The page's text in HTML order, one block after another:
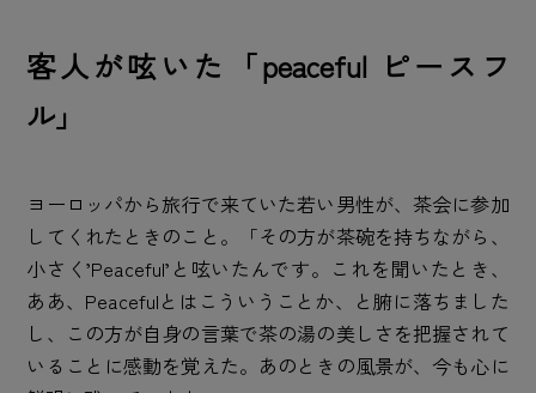
客人が呟いた「peaceful ピースフ
ル」
ヨーロッパから旅行で来ていた若い男性が、茶会に参加
してくれたときのこと。「その方が茶碗を持ちながら、
小さく’Peaceful’と呟いたんです。これを聞いたとき、
ああ、Peacefulとはこういうことか、と腑に落ちました
し、この方が自身の言葉で茶の湯の美しさを把握されて
いることに感動を覚えた。あのときの風景が、今も心に